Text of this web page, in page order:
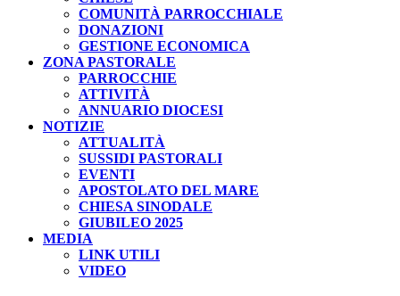
COMUNITÀ PARROCCHIALE
DONAZIONI
GESTIONE ECONOMICA
ZONA PASTORALE
PARROCCHIE
ATTIVITÀ
ANNUARIO DIOCESI
NOTIZIE
ATTUALITÀ
SUSSIDI PASTORALI
EVENTI
APOSTOLATO DEL MARE
CHIESA SINODALE
GIUBILEO 2025
MEDIA
LINK UTILI
VIDEO